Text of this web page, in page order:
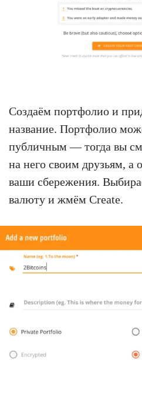
Создаём портфолио и
название. Портфолио
публичным — тогда вы
на него своим друзьям, а
ваши сбережения.
валюту и жмём Create.